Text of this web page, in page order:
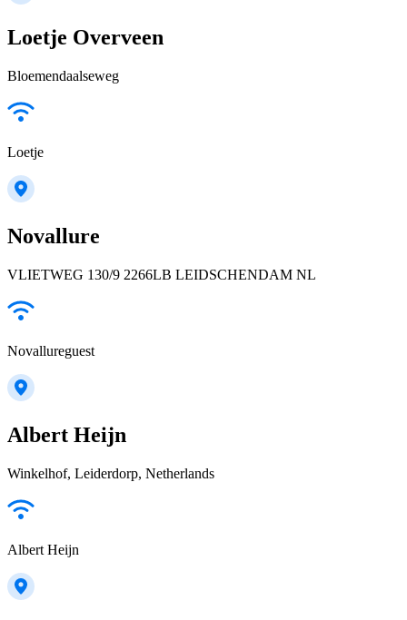
Loetje Overveen
Bloemendaalseweg
Loetje
Novallure
VLIETWEG 130/9 2266LB LEIDSCHENDAM NL
Novallureguest
Albert Heijn
Winkelhof, Leiderdorp, Netherlands
Albert Heijn